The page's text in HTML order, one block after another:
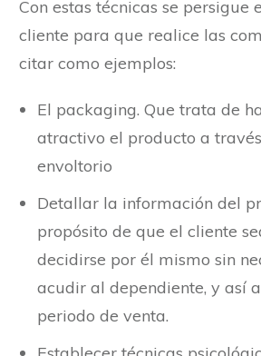
Con estas técnicas se persigue
cliente para que realice las
citar como ejemplos:
El packaging. Que trata de
atractivo el producto a
envoltorio
Detallar la información del
propósito de que el cliente
decidirse por él mismo sin
acudir al dependiente, y así
periodo de venta.